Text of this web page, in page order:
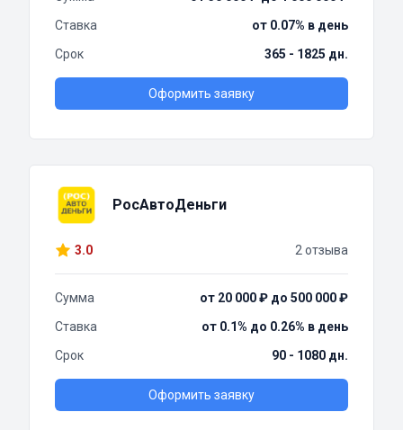
Ставка
от 0.07% в день
Срок
365 - 1825 дн.
Оформить заявку
РосАвтоДеньги
3.0 2 отзыва
Сумма
от 20 000 ₽ до 500 000 ₽
Ставка
от 0.1% до 0.26% в день
Срок
90 - 1080 дн.
Оформить заявку